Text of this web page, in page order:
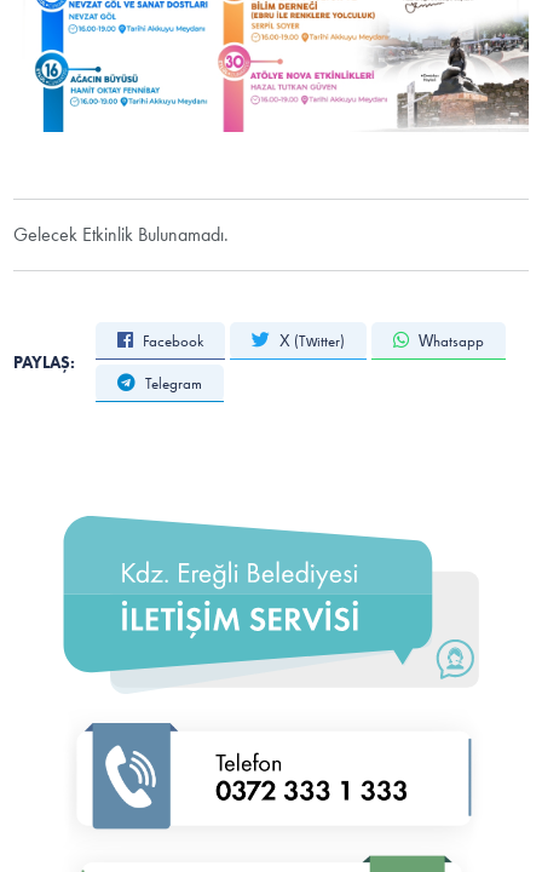
Gelecek Etkinlik Bulunamadı.
PAYLAŞ:
Facebook X (Twitter) Whatsapp
Telegram